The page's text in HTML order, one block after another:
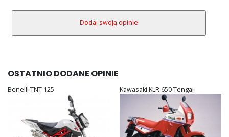
OSTATNIO DODANE OPINIE
Benelli TNT 125 Kawasaki KLR 650 Tengai